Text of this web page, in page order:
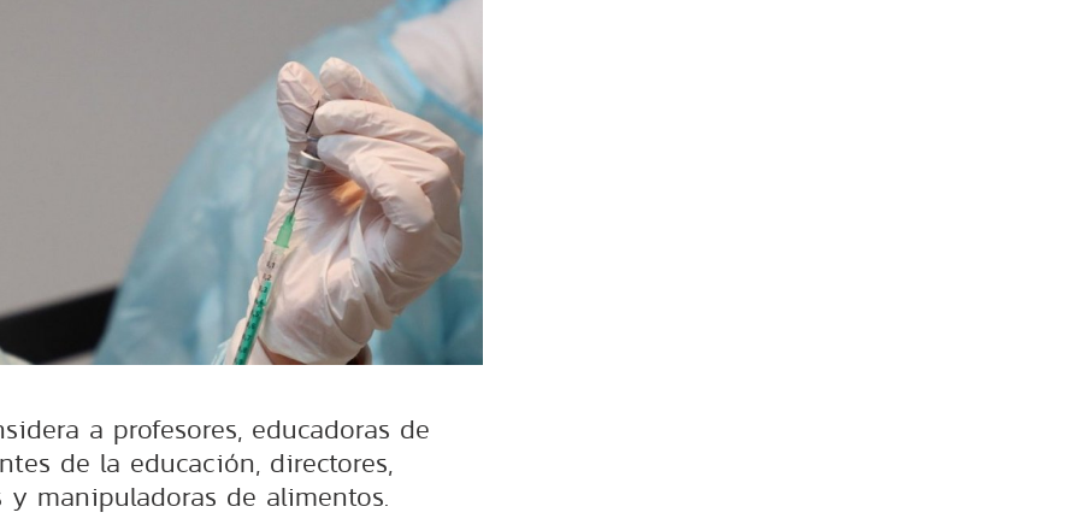
a profesores, educadoras de
de la educación, directores,
manipuladoras de alimentos.